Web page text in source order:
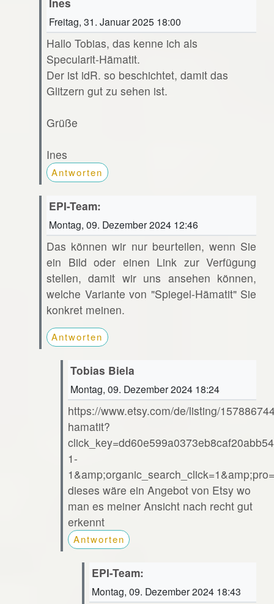
Freitag, 31. Januar 2025 18:00
Hallo Tobias, das kenne ich als
Specularit-Hämatit.
Der ist idR. so beschichtet, damit das
Glitzern gut zu sehen ist.
Grüße
Ines
Antworten
EPI-Team:
Montag, 09. Dezember 2024 12:46
Das können wir nur beurteilen, wenn Sie
ein Bild oder einen Link zur Verfügung
stellen, damit wir uns ansehen können,
welche Variante von "Spiegel-Hämatit" Sie
konkret meinen.
Antworten
Tobias Biela
Montag, 09. Dezember 2024 18:24
https://www.etsy.com/de/listing/
hamatit?
1-
dieses wäre ein Angebot von Etsy wo
man es meiner Ansicht nach recht gut
erkennt
Antworten
EPI-Team:
Montag, 09. Dezember 2024 18:43